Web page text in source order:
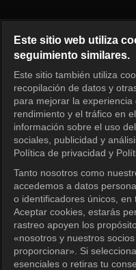
Este sitio web utiliza
seguimiento similares.
Este sitio también utiliza
recopilación de datos y
para mejorar la
rendimiento y el tráfico en
información sobre el uso
sociales, publicidad y
Política de privacidad y
Tanto nosotros como
accedemos a datos
o identificadores únicos, en
Aceptar cookies, estarás
rastreo apoyen los
«nosotros y nuestros
proporcionar». Si
esenciales o retiras tu